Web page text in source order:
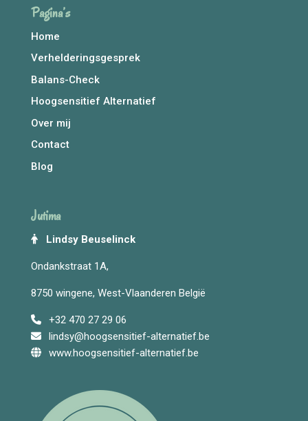
Pagina’s
Home
Verhelderingsgesprek
Balans-Check
Hoogsensitief Alternatief
Over mij
Contact
Blog
Jutima
Lindsy Beuselinck
Ondankstraat 1A,
8750 wingene, West-Vlaanderen België
+32 470 27 29 06
lindsy@hoogsensitief-alternatief.be
www.hoogsensitief-alternatief.be